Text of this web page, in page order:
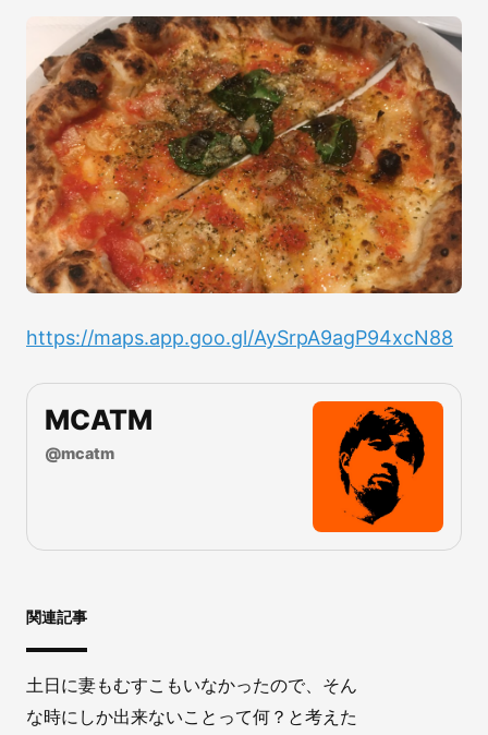
https://maps.app.goo.gl/AySrpA9agP94xcN88
MCATM
@mcatm
関連記事
土日に妻もむすこもいなかったので、そん
な時にしか出来ないことって何？と考えた